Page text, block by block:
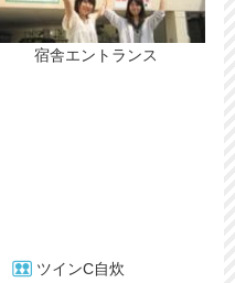
宿舎エントランス
ツインC自炊